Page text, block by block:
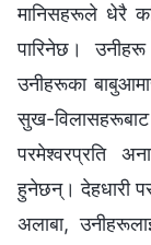
मानिसहरूले धेरै
पारिनेछ।
उनीहरूका
सुख-
परमेश्‍वरप्रति
हुनेछन्। देहधारी
अलाबा,